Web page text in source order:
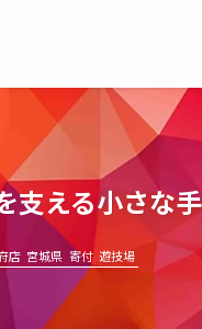
支える小さな
店 宮城県 寄付 遊技場